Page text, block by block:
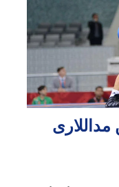
مداللاری